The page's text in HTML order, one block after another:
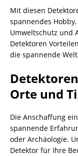
Mit diesen
spannendes
Umweltschutz und
Detektoren
die spannende
Orte und
Die Anschaffung
spannende
oder Archäologie.
Detektor für Ihre